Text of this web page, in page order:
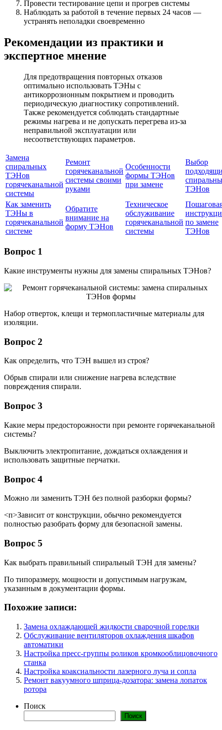
Провести тестирование цепи и прогрев системы
Наблюдать за работой в течение первых 24 часов —
устранять неполадки своевременно
Рекомендации из практики и
экспертное мнение
Для предотвращения повторных отказов
оптимально использовать ТЭНы с
антикоррозионным покрытием и проводить
периодическую диагностику сопротивлений.
Также рекомендуется соблюдать стандартные
режимы нагрева и не допускать перегрева из-за
неправильной эксплуатации или
несоответствующих параметров.
Замена
спиральных
ТЭНов
горячеканальной
системы
Ремонт
горячеканальной
системы своими
руками
Особенности
формы ТЭНов
при замене
Выбор
ТЭНов
Как заменить
ТЭНы в
горячеканальной
системе
Обратите
внимание на
форму ТЭНов
Техническое
обслуживание
горячеканальной
системы
по замене
ТЭНов
Вопрос 1
Какие инструменты нужны для замены спиральных ТЭНов?
Набор отверток, клещи и термопластичные материалы для
изоляции.
Вопрос 2
Как определить, что ТЭН вышел из строя?
Обрыв спирали или снижение нагрева вследствие
повреждения спирали.
Вопрос 3
Какие меры предосторожности при ремонте горячеканальной
системы?
Выключить электропитание, дождаться охлаждения и
использовать защитные перчатки.
Вопрос 4
Можно ли заменить ТЭН без полной разборки формы?
<п>Зависит от конструкции, обычно рекомендуется
полностью разобрать форму для безопасной замены.
Вопрос 5
Как выбрать правильный спиральный ТЭН для замены?
По типоразмеру, мощности и допустимым нагрузкам,
указанным в документации формы.
Похожие записи:
Замена охлаждающей жидкости сварочной горелки
Обслуживание вентиляторов охлаждения шкафов
автоматики
Настройка пресс-группы роликов кромкооблицовочного
станка
Настройка коаксиальности лазерного луча и сопла
Ремонт вакуумного шприца-дозатора: замена лопаток
ротора
Поиск
Поиск